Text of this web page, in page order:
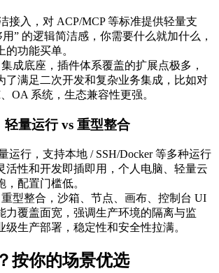
接入，对 ACP/MCP 等标准提供轻量支
” 的逻辑简洁感，你需要什么就加什么，
的功能买单。
集成底座，插件体系覆盖的扩展点极多，
了满足二次开发和复杂业务集成，比如对
OA 系统，生态兼容性更强。
轻量运行 vs 重型整合
运行，支持本地 / SSH/Docker 等多种运行
活性和开发即插即用，个人电脑、轻量云
，配置门槛低。
重型整合，沙箱、节点、画布、控制台 UI
力覆盖面宽，强调生产环境的隔离与监
级生产部署，稳定性和安全性拉满。
按你的场景优选